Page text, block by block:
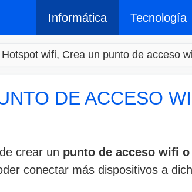
Informática Tecnología
Hotspot wifi, Crea un punto de acceso
DE ACCESO
crear un punto de acceso wifi
conectar más dispositivos a